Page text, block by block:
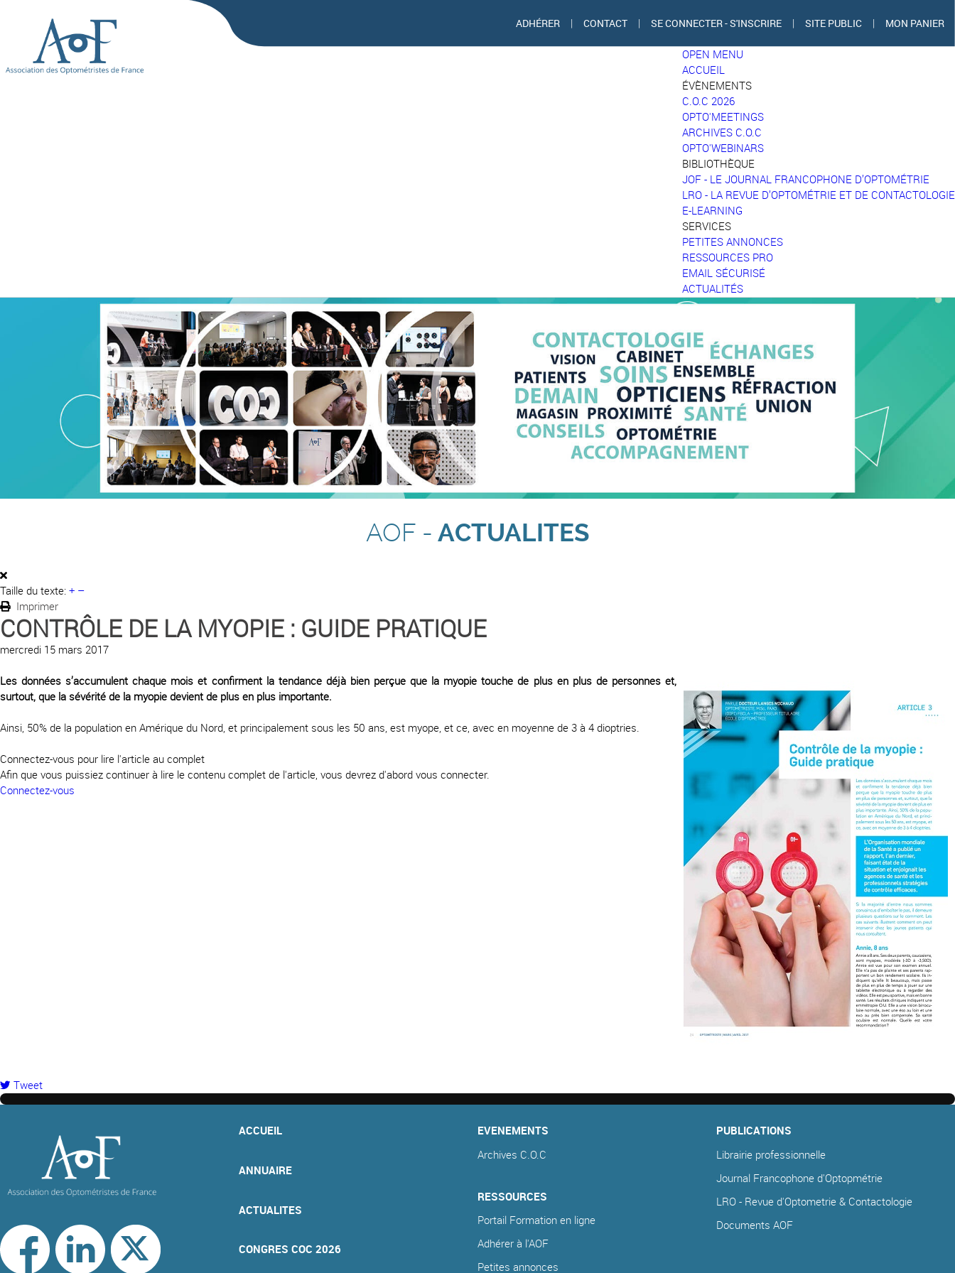
MON PANIER
|
SITE PUBLIC
|
SE CONNECTER - S'INSCRIRE
|
CONTACT
|
ADHÉRER
OPEN MENU
ACCUEIL
ÉVÈNEMENTS
C.O.C 2026
OPTO'MEETINGS
ARCHIVES C.O.C
OPTO'WEBINARS
BIBLIOTHÈQUE
JOF - LE JOURNAL FRANCOPHONE D’OPTOMÉTRIE
LRO - LA REVUE D’OPTOMÉTRIE ET DE CONTACTOLOGIE
E-LEARNING
SERVICES
PETITES ANNONCES
RESSOURCES PRO
EMAIL SÉCURISÉ
ACTUALITÉS
AOF - ACTUALITES
Taille du texte: + –
Imprimer
CONTRÔLE DE LA MYOPIE : GUIDE PRATIQUE
mercredi 15 mars 2017
Les données s’accumulent chaque mois et confirment la tendance déjà bien perçue que la myopie touche de plus en plus de personnes et,
surtout, que la sévérité de la myopie devient de plus en plus importante.
Ainsi, 50% de la population en Amérique du Nord, et principalement sous les 50 ans, est myope, et ce, avec en moyenne de 3 à 4 dioptries.
Connectez-vous pour lire l'article au complet
Afin que vous puissiez continuer à lire le contenu complet de l'article, vous devrez d'abord vous connecter.
Connectez-vous
Tweet
pinterest
ACCUEIL
ANNUAIRE
ACTUALITES
CONGRES COC 2026
EVENEMENTS
Archives C.O.C
RESSOURCES
Portail Formation en ligne
Adhérer à l'AOF
Petites annonces
PUBLICATIONS
Librairie professionnelle
Journal Francophone d'Optopmétrie
LRO - Revue d'Optometrie & Contactologie
Documents AOF